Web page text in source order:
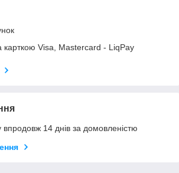
Visa, Mastercard - LiqPay
14 днів за домовленістю